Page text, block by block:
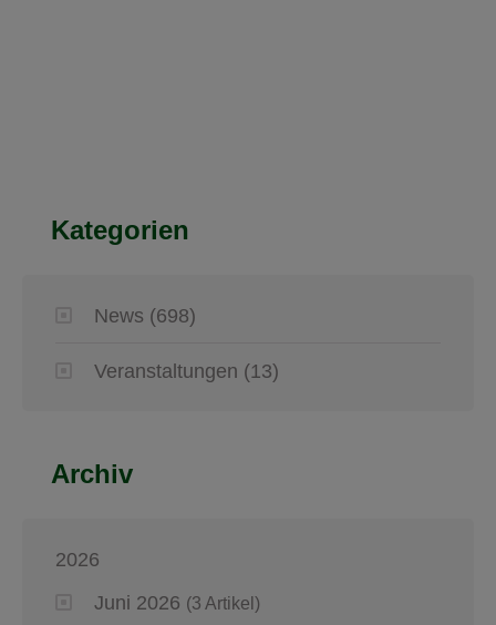
Kategorien
News (698)
Veranstaltungen (13)
Archiv
2026
Juni 2026 (3 Artikel)